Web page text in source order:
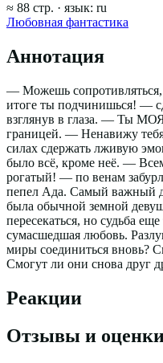
≈ 88 стр. · язык: ru
Любовная фантастика
Аннотация
— Можешь сопротивляться,
итоге ты подчинишься! —
взглянув в глаза. — Ты
границей. — Ненавижу
силах сдержать лживую
было всё, кроме неё. —
рогатый! — по венам
пепел Ада. Самый важный
была обычной земной
пересекаться, но судьба
сумасшедшая любовь.
миры соединиться вновь?
Смогут ли они снова друг
Реакции
Отзывы и